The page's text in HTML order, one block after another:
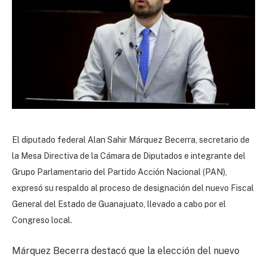
El diputado federal Alan Sahir Márquez Becerra, secretario de
la Mesa Directiva de la Cámara de Diputados e integrante del
Grupo Parlamentario del Partido Acción Nacional (PAN),
expresó su respaldo al proceso de designación del nuevo Fiscal
General del Estado de Guanajuato, llevado a cabo por el
Congreso local.
Márquez Becerra destacó que la elección del nuevo